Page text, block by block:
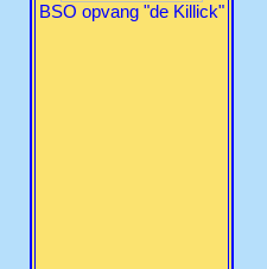
BSO opvang "de Killick"